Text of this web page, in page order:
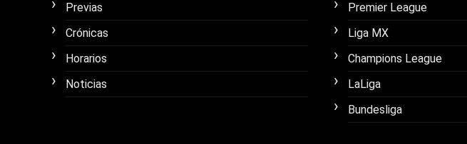
Previas
Crónicas
Horarios
Noticias
Premier League
Liga MX
Champions League
LaLiga
Bundesliga